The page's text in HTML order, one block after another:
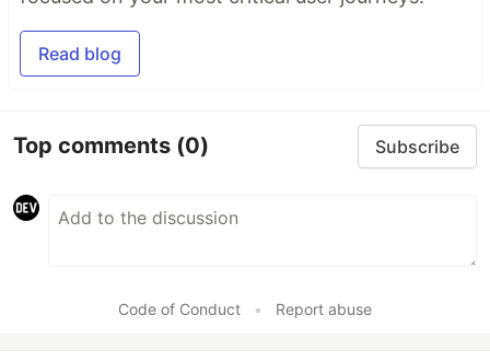
Read blog
Top comments (0) Subscribe
Code of Conduct • Report abuse